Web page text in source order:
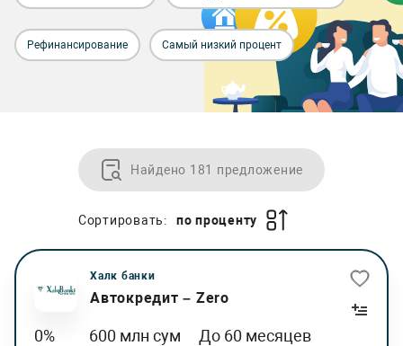
Рефинансирование Самый низкий процент
Найдено 181 предложение
Сортировать: по проценту
Халк банки
Автокредит – Zero
0% 600 млн сум До 60 месяцев